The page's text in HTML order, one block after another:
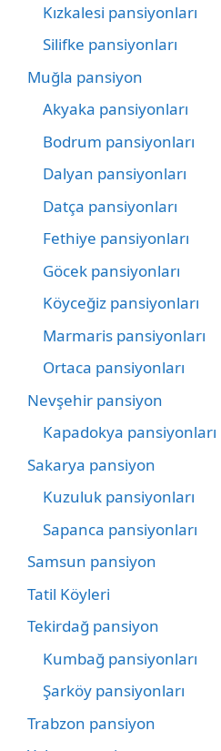
Kızkalesi pansiyonları
Silifke pansiyonları
Muğla pansiyon
Akyaka pansiyonları
Bodrum pansiyonları
Dalyan pansiyonları
Datça pansiyonları
Fethiye pansiyonları
Göcek pansiyonları
Köyceğiz pansiyonları
Marmaris pansiyonları
Ortaca pansiyonları
Nevşehir pansiyon
Kapadokya pansiyonları
Sakarya pansiyon
Kuzuluk pansiyonları
Sapanca pansiyonları
Samsun pansiyon
Tatil Köyleri
Tekirdağ pansiyon
Kumbağ pansiyonları
Şarköy pansiyonları
Trabzon pansiyon